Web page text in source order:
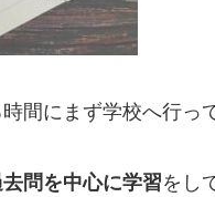
間にまず学校へ行っ
問を中心に学習をし